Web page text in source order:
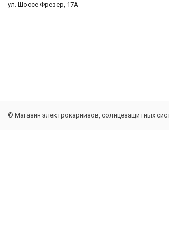
ул. Шоссе Фрезер, 17А
© Магазин электрокарнизов, солнцезащитных